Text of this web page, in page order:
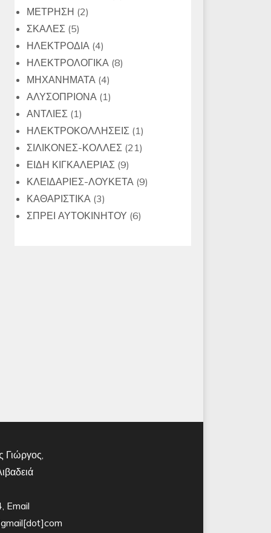
ΜΕΤΡΗΣΗ 22
ΣΚΑΛΕΣ 55
προϊόντα
ΗΛΕΚΤΡΟΔΙΑ 44
προϊόντα
ΗΛΕΚΤΡΟΛΟΓΙΚΑ 88
ΜΗΧΑΝΗΜΑΤΑ 44
προϊόντα
ΑΛΥΣΟΠΡΙΟΝΑ 11
ΑΝΤΛΙΕΣ 11
προϊόν
ΗΛΕΚΤΡΟΚΟΛΛΗΣΕΙΣ 11
προϊόν
ΣΙΛΙΚΟΝΕΣ-ΚΟΛΛΕΣ 2121
ΕΙΔΗ ΚΙΓΚΑΛΕΡΙΑΣ 99
προϊόντα
ΚΛΕΙΔΑΡΙΕΣ-ΛΟΥΚΕΤΑ 99
ΚΑΘΑΡΙΣΤΙΚΑ 33
προϊόντα
ΣΠΡΕΙ ΑΥΤΟΚΙΝΗΤΟΥ 66
Γιώργος,
Email